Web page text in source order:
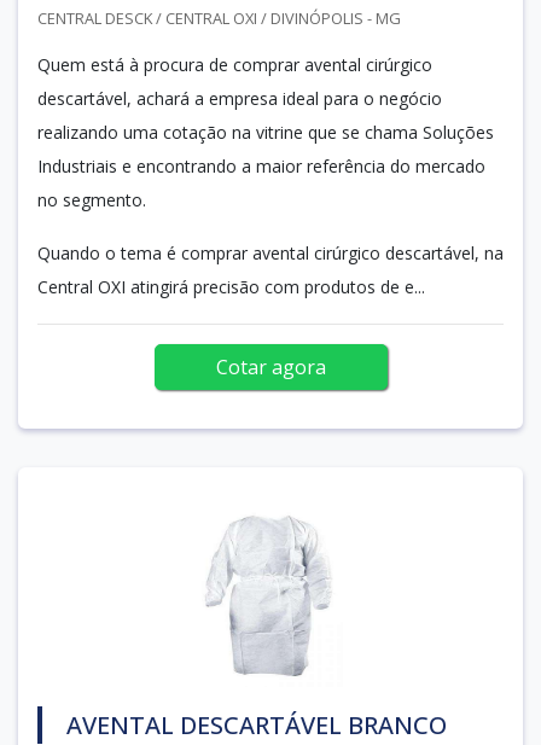
CENTRAL DESCK / CENTRAL OXI / DIVINÓPOLIS - MG
Quem está à procura de comprar avental cirúrgico
descartável, achará a empresa ideal para o negócio
realizando uma cotação na vitrine que se chama Soluções
Industriais e encontrando a maior referência do mercado
no segmento.
Quando o tema é comprar avental cirúrgico descartável, na
Central OXI atingirá precisão com produtos de e...
Cotar agora
AVENTAL DESCARTÁVEL BRANCO